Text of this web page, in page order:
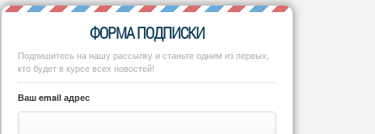
ФОРМА ПОДПИСКИ
Подпишитесь на нашу рассылку и станьте одним из первых,
кто будет в курсе всех новостей!
Ваш email адрес